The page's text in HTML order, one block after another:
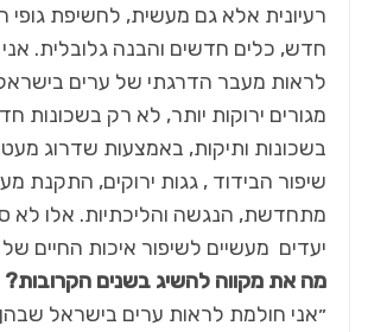
רעיונית אלא גם מעשית, לחשיפת גופי
חדש, כלים חדשים והבנה גלובלית.
לראות מעבר הדרגתי של ערים
מגורים ירוקות יותר, לא רק בשכונות
בשכונות ותיקות, באמצעות שדרוג
שיפור הבידוד , גגות ירוקים, התקנת
מתחדשת, הנגשה והליכתיות. אלו לא
יעדים מעשיים לשיפור איכות החיים של
מה את מקווה להשיג בשנים הקרובות?
״אני חולמת לראות ערים בישראל